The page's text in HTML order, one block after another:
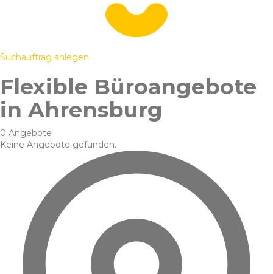
Suchauftrag anlegen
Flexible Büroangebote
in Ahrensburg
0 Angebote
Keine Angebote gefunden.